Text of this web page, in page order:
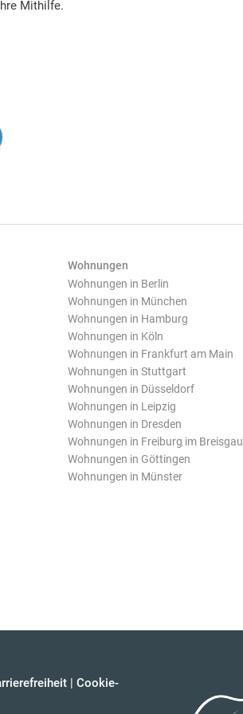
Mithilfe.
Wohnungen
Wohnungen in Berlin
Wohnungen in München
Wohnungen in Hamburg
Wohnungen in Köln
Wohnungen in Frankfurt am Main
Wohnungen in Stuttgart
Wohnungen in Düsseldorf
Wohnungen in Leipzig
Wohnungen in Dresden
Wohnungen in Freiburg im Breisgau
Wohnungen in Göttingen
Wohnungen in Münster
| Cookie-